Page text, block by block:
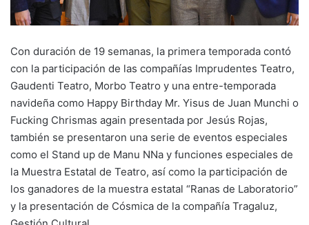
Con duración de 19 semanas, la primera temporada contó
con la participación de las compañías Imprudentes Teatro,
Gaudenti Teatro, Morbo Teatro y una entre-temporada
navideña como Happy Birthday Mr. Yisus de Juan Munchi o
Fucking Chrismas again presentada por Jesús Rojas,
también se presentaron una serie de eventos especiales
como el Stand up de Manu NNa y funciones especiales de
la Muestra Estatal de Teatro, así como la participación de
los ganadores de la muestra estatal “Ranas de Laboratorio”
y la presentación de Cósmica de la compañía Tragaluz,